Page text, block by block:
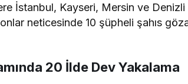
İstanbul, Kayseri, Mersin ve Denizli
neticesinde 10 şüpheli şahıs
20 İlde Dev Yakalama